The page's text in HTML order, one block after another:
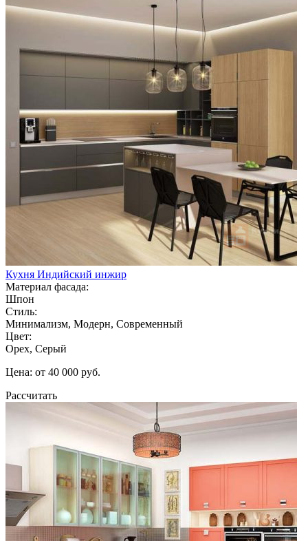
Кухня Индийский инжир
Материал фасада:
Шпон
Стиль:
Минимализм, Модерн, Современный
Цвет:
Орех, Серый
Цена: от 40 000 руб.
Рассчитать